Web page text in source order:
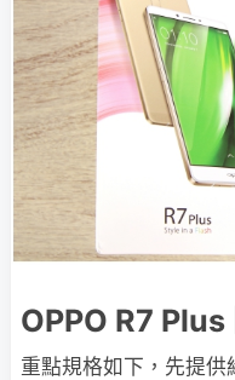
OPPO R7 Plus
重點規格如下，先提供